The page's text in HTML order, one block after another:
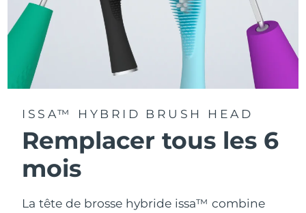
ISSA™ HYBRID BRUSH HEAD
Remplacer tous les 6
mois
La tête de brosse hybride issa™ combine